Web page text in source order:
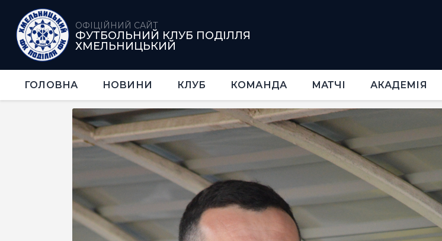
ОФІЦІЙНИЙ САЙТ
ФУТБОЛЬНИЙ КЛУБ ПОДІЛЛЯ
ХМЕЛЬНИЦЬКИЙ
ГОЛОВНА НОВИНИ КЛУБ КОМАНДА МАТЧІ АКАДЕМІЯ
КОМАНДА
МАТЧІ
АКАДЕМІЯ
МЕДІА
КРАМНИЦЯ
КВИТКИ